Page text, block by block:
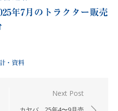
年7月のトラクター販売
・資料
Next Post